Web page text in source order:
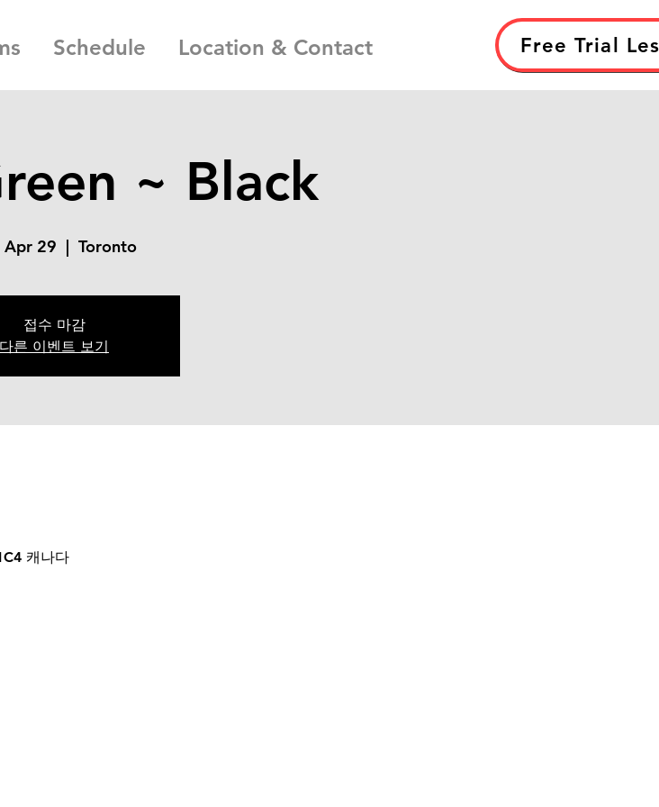
Schedule Location & Contact Free Trial
~ Black
Apr 29
  |
Toronto
접수 마감
다른 이벤트 보기
캐나다